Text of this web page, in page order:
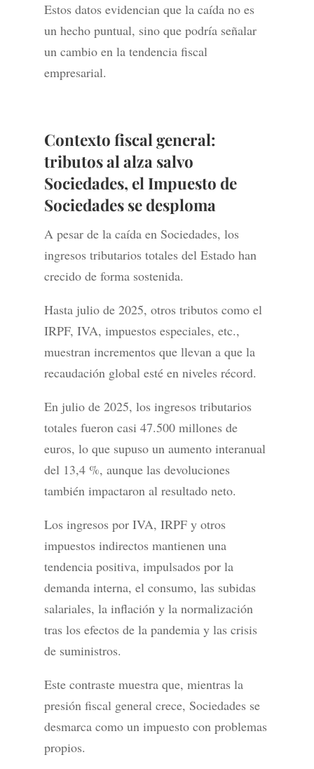
Estos datos evidencian que la caída no es
un hecho puntual, sino que podría señalar
un cambio en la tendencia fiscal
empresarial.
Contexto fiscal general:
tributos al alza salvo
Sociedades, el Impuesto de
Sociedades se desploma
A pesar de la caída en Sociedades, los
ingresos tributarios totales del Estado han
crecido de forma sostenida.
Hasta julio de 2025, otros tributos como el
IRPF, IVA, impuestos especiales, etc.,
muestran incrementos que llevan a que la
recaudación global esté en niveles récord.
En julio de 2025, los ingresos tributarios
totales fueron casi 47.500 millones de
euros, lo que supuso un aumento interanual
del 13,4 %, aunque las devoluciones
también impactaron al resultado neto.
Los ingresos por IVA, IRPF y otros
impuestos indirectos mantienen una
tendencia positiva, impulsados por la
demanda interna, el consumo, las subidas
salariales, la inflación y la normalización
tras los efectos de la pandemia y las crisis
de suministros.
Este contraste muestra que, mientras la
presión fiscal general crece, Sociedades se
desmarca como un impuesto con problemas
propios.